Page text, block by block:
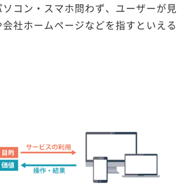
コン・スマホ問わず、ユーザーが見
社ホームページなどを指すといえる